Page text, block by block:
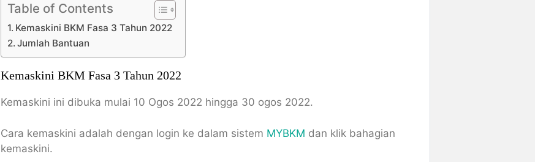
Table of Contents
Kemaskini BKM Fasa 3 Tahun 2022
Jumlah Bantuan
Kemaskini BKM Fasa 3 Tahun 2022
Kemaskini ini dibuka mulai 10 Ogos 2022 hingga 30 ogos 2022.
Cara kemaskini adalah dengan login ke dalam sistem MYBKM dan klik bahagian
kemaskini.